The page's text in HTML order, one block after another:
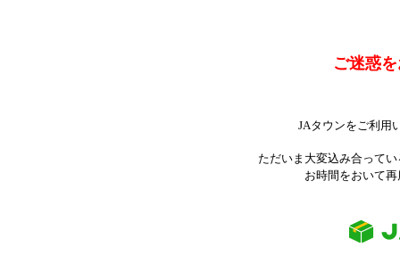
ご迷惑
JAタウンをご利用
ただいま大変込み合って
お時間をおいて